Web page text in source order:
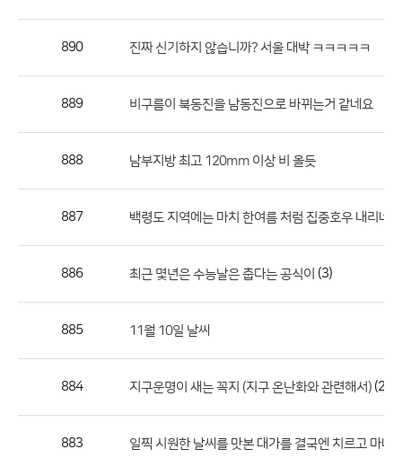
록
공
890 진짜 신기하지 않습니까? 서울 대박 ㅋㅋㅋㅋㅋ
889 비구름이 북동진을 남동진으로 바뀌는거 같네요
888 남부지방 최고 120mm 이상 비 올듯
887 백령도 지역에는 마치 한여름 처럼 집중호우 내리네요
886 최근 몇년은 수능날은 춥다는 공식이 (3)
885 11월 10일 날씨
884 지구운명이 새는 꼭지 (지구 온난화와 관련해서) (2)
883 일찍 시원한 날씨를 맛본 대가를 결국엔 치르고 마네